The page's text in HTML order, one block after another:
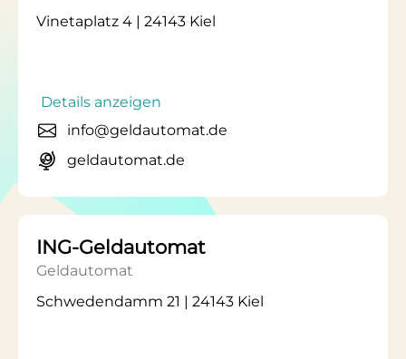
Vinetaplatz 4 | 24143 Kiel
Details anzeigen
info@geldautomat.de
geldautomat.de
ING-Geldautomat
Geldautomat
Schwedendamm 21 | 24143 Kiel